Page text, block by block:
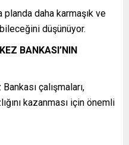
planda daha karmaşık ve
düşünüyor.
BANKASI’NIN
çalışmaları,
kazanması için önemli